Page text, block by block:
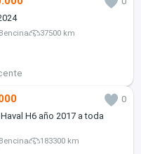
Bencina 37500 km
0
H6 año 2017 a toda
Bencina 183300 km